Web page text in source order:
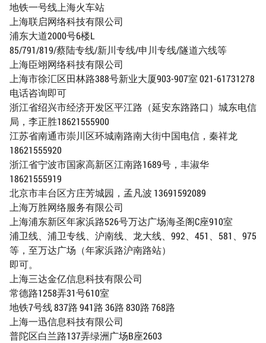
地铁一号线上海火车站
上海联启网络科技有限公司
浦东大道2000号6楼L
85/791/819/蔡陆专线/新川专线/申川专线/隧道六线等
上海臣翊网络科技有限公司
上海市徐汇区田林路388号新业大厦903-907室 021-61731278
电话咨询即可
浙江省绍兴市经济开发区平江路（延安东路路口）城东电信
局，李正胜18621555900
江苏省南通市崇川区环城南路南大街中国电信，秦祥龙
18621555920
浙江省宁波市国家高新区江南路1689号，丰淑华
18621555919
北京市丰台区方庄芳城园，孟凡波 13691592089
上海万胜网络服务有限公司
上海浦东新区年家浜路526号万达广场海圣阁C座910室
浦卫线、浦卫专线、沪南线、龙大线、992、451、581、975
等，至万达广场（年家浜路沪南路站）
即可。
上海三达金亿信息科技有限公司
常德路1258弄31号610室
地铁7号线 837路 941路 36路 830路 768路
上海一迅信息科技有限公司
普陀区白兰路137弄绿洲广场B座2603